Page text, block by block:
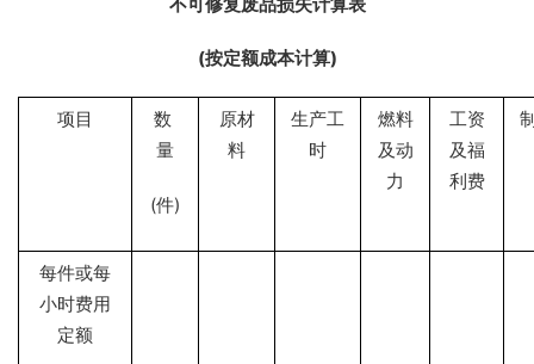
(按定额成本计算)
项目
数
量
(件)
原材
料
生产工
时
燃料
及动
力
工资
及福
利费
每件或每
小时费用
定额